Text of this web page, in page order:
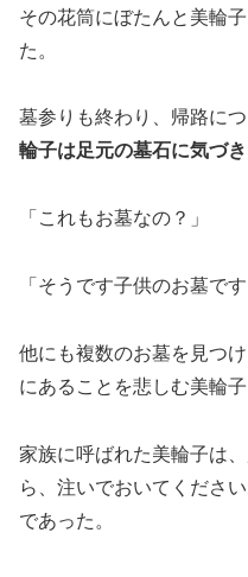
その花筒にぼたんと美輪
た。
墓参りも終わり、帰路に
輪子は足元の墓石に気づ
「これもお墓なの？」
「そうです子供のお墓で
他にも複数のお墓を見つ
にあることを悲しむ美輪子
家族に呼ばれた美輪子は
ら、注いでおいてくださ
であった。